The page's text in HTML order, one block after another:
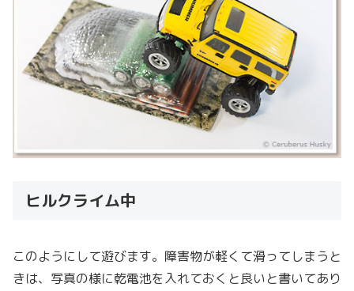
ヒルクライム中
このようにして遊びます。障害物が軽くて滑ってしまうと
きは、写真の様に乾電池を入れておくと良いと書いてあり